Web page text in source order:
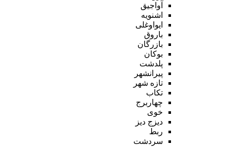
آواجیق
اشنویه
ایواوغلی
باروق
بازرگان
بوکان
پلدشت
پیرانشهر
تازه شهر
تکاب
چهاربرج
خوی
دیزج دیز
ربط
سردشت